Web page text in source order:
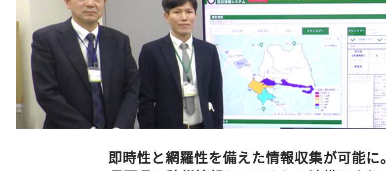
即時性と網羅性を備えた情報収集が可能に。